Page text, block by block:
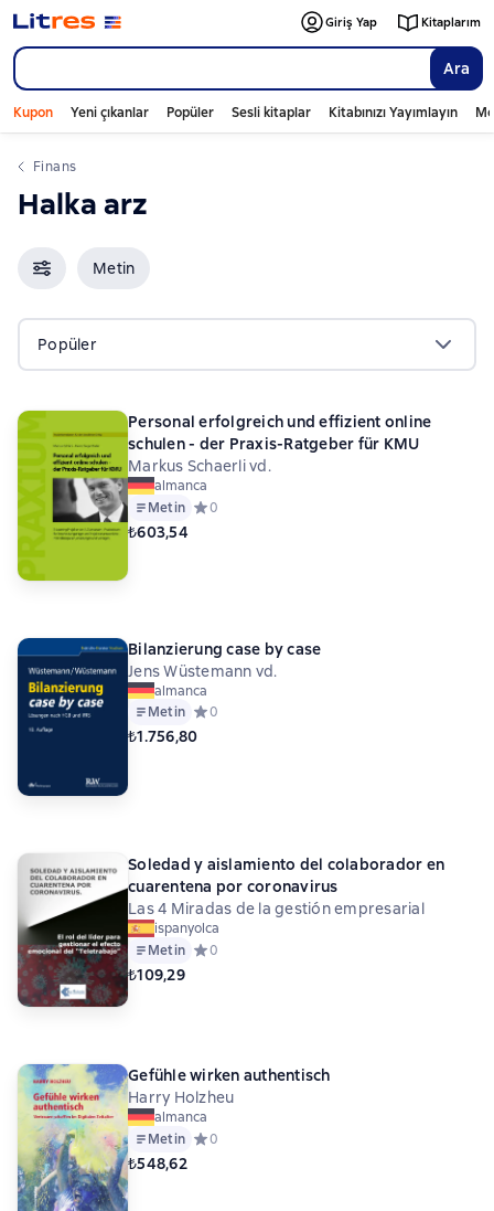
Ara
Giriş Yap Kitaplarım
Kupon Yeni çıkanlar Popüler Sesli kitaplar Kitabınızı Yayımlayın
finans
halka arz
Metin
Popüler
Personal erfolgreich und effizient online
schulen - der Praxis-Ratgeber für KMU
Markus Schaerli vd.
almanca
Metin Средний рейтинг 0 на основе 0 оценок
0
₺603,54
Bilanzierung case by case
Jens Wüstemann vd.
almanca
Metin Средний рейтинг 0 на основе 0 оценок
0
₺1.756,80
Soledad y aislamiento del colaborador en
cuarentena por coronavirus
Las 4 Miradas de la gestión empresarial
ispanyolca
Metin Средний рейтинг 0 на основе 0 оценок
0
₺109,29
Gefühle wirken authentisch
Harry Holzheu
almanca
Metin Средний рейтинг 0 на основе 0 оценок
0
₺548,62